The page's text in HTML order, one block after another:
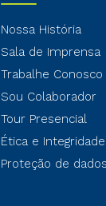
Nossa História
Sala de Imprensa
Trabalhe Conosco
Sou Colaborador
Tour Presencial
Ética e Integridade
Proteção de dados